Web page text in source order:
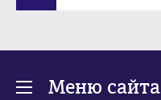
Меню сайта